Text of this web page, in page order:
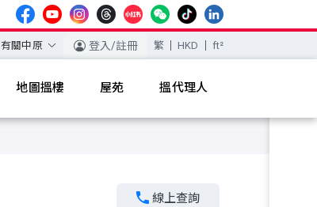
有關中原 登入/註冊 繁 HKD ft²
地圖搵樓 屋苑 搵代理人
 線上查詢